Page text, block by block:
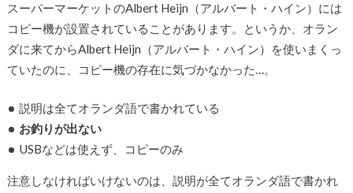
スーパーマーケットのAlbert Heijn（アルバート・ハイン）には
コピー機が設置されていることがあります。というか、オラン
ダに来てからAlbert Heijn（アルバート・ハイン）を使いまくっ
ていたのに、コピー機の存在に気づかなかった…。
説明は全てオランダ語で書かれている
お釣りが出ない
USBなどは使えず、コピーのみ
注意しなければいけないのは、説明が全てオランダ語で書かれ